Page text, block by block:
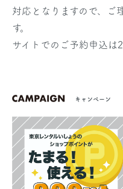
対応となりますので、ご
す。
サイトでのご予約申込は
キャンペーン